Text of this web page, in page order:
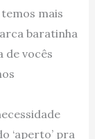
mais
baratinha
de vocês
‘aperto’ pra